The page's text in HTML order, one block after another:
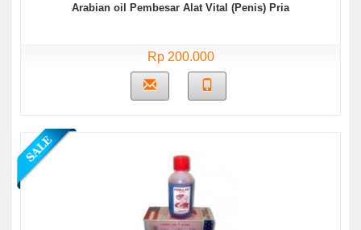
Arabian oil Pembesar Alat Vital (Penis) Pria
Rp 200.000